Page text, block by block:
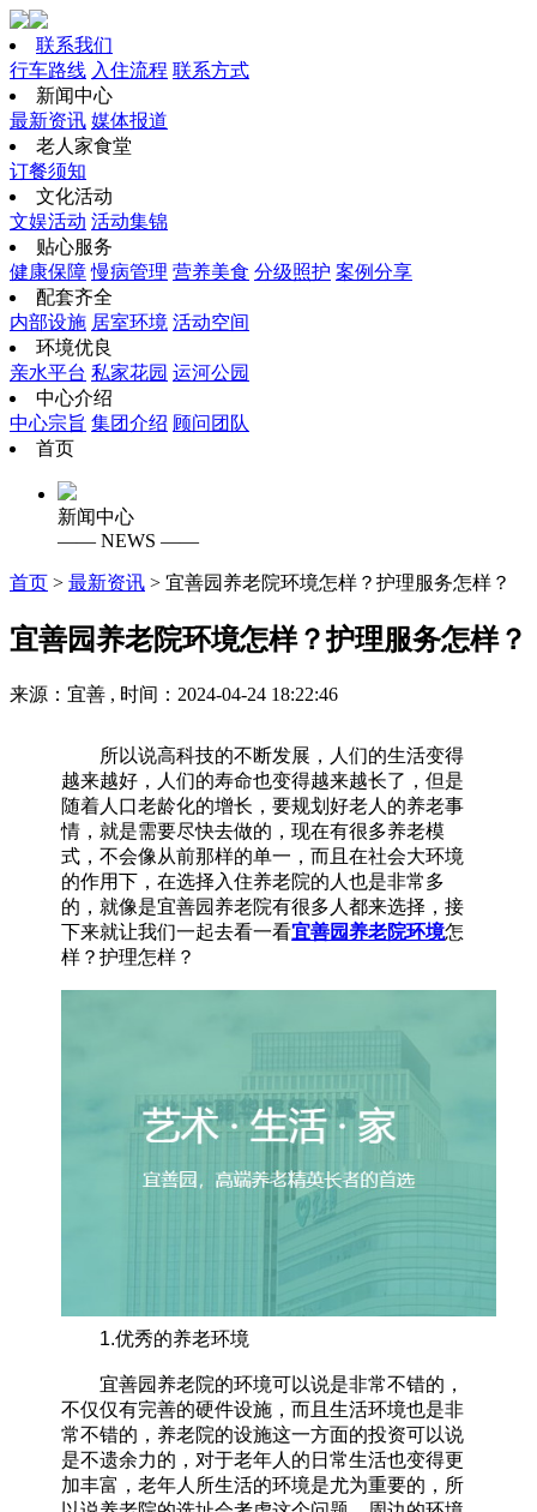
联系我们
行车路线 入住流程 联系方式
新闻中心
最新资讯 媒体报道
老人家食堂
订餐须知
文化活动
文娱活动 活动集锦
贴心服务
健康保障 慢病管理 营养美食 分级照护 案例分享
配套齐全
内部设施 居室环境 活动空间
环境优良
亲水平台 私家花园 运河公园
中心介绍
中心宗旨 集团介绍 顾问团队
首页
新闻中心
—— NEWS ——
首页 > 最新资讯 > 宜善园养老院环境怎样？护理服务怎样？
宜善园养老院环境怎样？护理服务怎样？
来源：宜善 , 时间：2024-04-24 18:22:46
所以说高科技的不断发展，人们的生活变得
越来越好，人们的寿命也变得越来越长了，但是
随着人口老龄化的增长，要规划好老人的养老事
情，就是需要尽快去做的，现在有很多养老模
式，不会像从前那样的单一，而且在社会大环境
的作用下，在选择入住养老院的人也是非常多
的，就像是宜善园养老院有很多人都来选择，接
下来就让我们一起去看一看宜善园养老院环境怎
样？护理怎样？
1.优秀的养老环境
宜善园养老院的环境可以说是非常不错的，
不仅仅有完善的硬件设施，而且生活环境也是非
常不错的，养老院的设施这一方面的投资可以说
是不遗余力的，对于老年人的日常生活也变得更
加丰富，老年人所生活的环境是尤为重要的，所